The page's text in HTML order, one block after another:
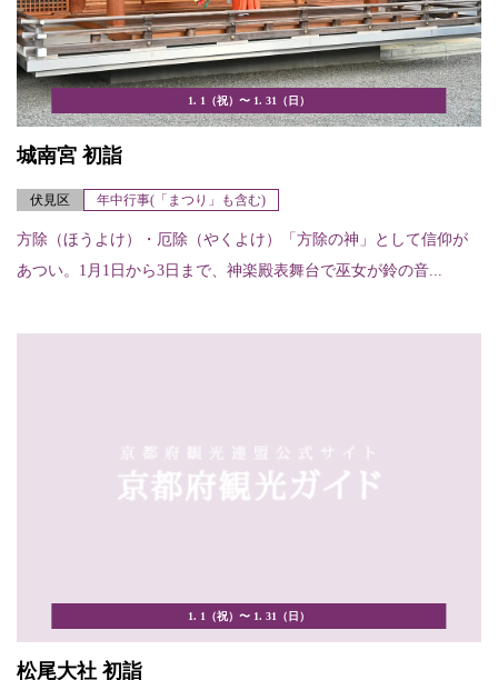
1. 1（祝）〜 1. 31（日）
城南宮 初詣
伏見区 年中行事(「まつり」も含む)
方除（ほうよけ）・厄除（やくよけ）「方除の神」として信仰が
あつい。1月1日から3日まで、神楽殿表舞台で巫女が鈴の音...
1. 1（祝）〜 1. 31（日）
松尾大社 初詣